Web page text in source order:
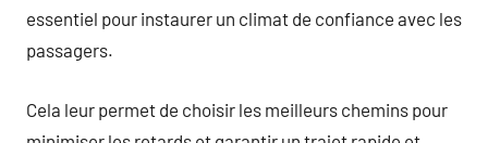
essentiel pour instaurer un climat de confiance avec les
passagers.
Cela leur permet de choisir les meilleurs chemins pour